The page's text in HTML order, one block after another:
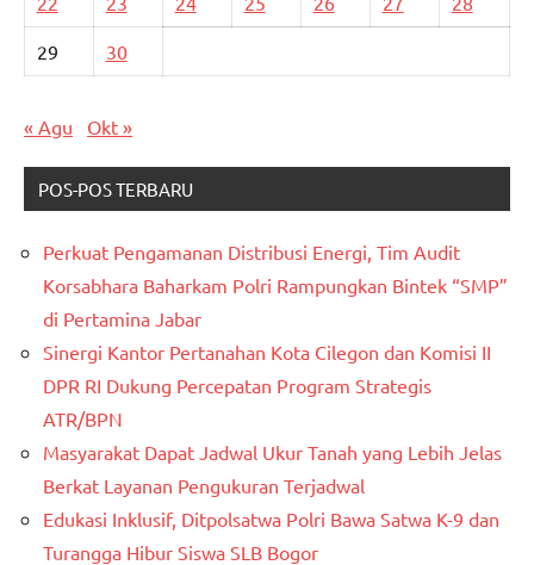
29 30
« Agu Okt »
POS-POS TERBARU
Perkuat Pengamanan Distribusi Energi, Tim Audit
Korsabhara Baharkam Polri Rampungkan Bintek “SMP”
di Pertamina Jabar
Sinergi Kantor Pertanahan Kota Cilegon dan Komisi II
DPR RI Dukung Percepatan Program Strategis
ATR/BPN
Masyarakat Dapat Jadwal Ukur Tanah yang Lebih Jelas
Berkat Layanan Pengukuran Terjadwal
Edukasi Inklusif, Ditpolsatwa Polri Bawa Satwa K-9 dan
Turangga Hibur Siswa SLB Bogor